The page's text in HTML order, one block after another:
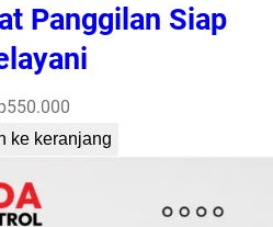
Panggilan Siap
550.000
ke keranjang